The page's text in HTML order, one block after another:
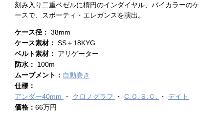
刻み入り二重ベゼルに楕円のインダイヤル、バイカラーのケ
ースで、スポーティ・エレガンスを演出。
ケース径： 38mm
ケース素材： SS＋18KYG
ベルト素材： アリゲーター
防水： 100m
ムーブメント： 自動巻き
仕様：
アンダー40mm
クロノグラフ C.Ｏ.Ｓ.Ｃ.
デイト
価格： 66万円